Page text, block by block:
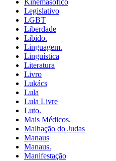
Kinemasófico
Legislativo
LGBT
Liberdade
Libido.
Linguagem.
Linguística
Literatura
Livro
Lukács
Lula
Lula Livre
Luto.
Mais Médicos.
Malhação do Judas
Manaus
Manaus.
Manifestação